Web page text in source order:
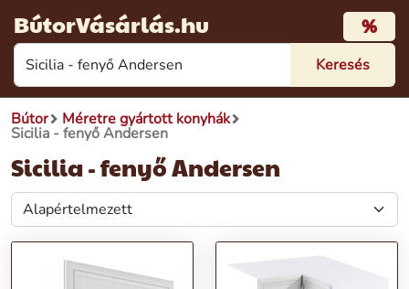
BútorVásárlás.hu %
Bútor Méretre gyártott konyhák
Sicilia - fenyő Andersen
Sicilia - fenyő Andersen